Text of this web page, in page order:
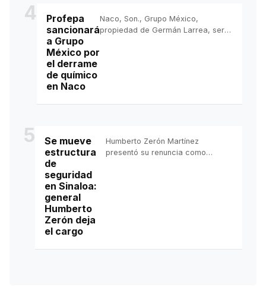
4
Profepa
sancionará
a Grupo
México por
el derrame
de químico
en Naco
Naco, Son., Grupo México,
propiedad de Germán Larrea, será
5
Se mueve
estructura
de
seguridad
en Sinaloa:
general
Humberto
Zerón deja
el cargo
Humberto Zerón Martínez
presentó su renuncia como